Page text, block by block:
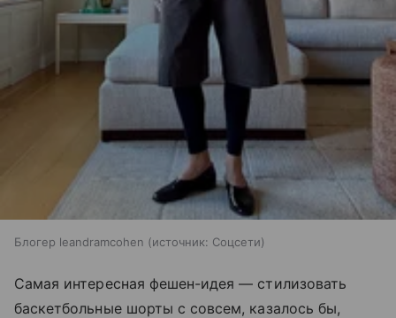
Блогер leandramcohen источник: Соцсети
Самая интересная фешен-идея — стилизовать
баскетбольные шорты с совсем, казалось бы,